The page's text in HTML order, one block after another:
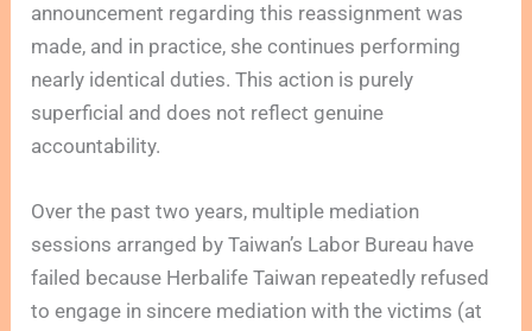
announcement regarding this reassignment was
made, and in practice, she continues performing
nearly identical duties. This action is purely
superficial and does not reflect genuine
accountability.
Over the past two years, multiple mediation
sessions arranged by Taiwan’s Labor Bureau have
failed because Herbalife Taiwan repeatedly refused
to engage in sincere mediation with the victims (at